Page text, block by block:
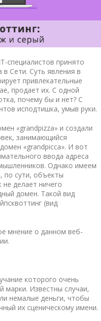
специалистов принято
Сети. Суть явления в
привлекательные
продает их. С одной
почему бы и нет? С
исподтишка, умыв руки.
«grandpizza» и создали
занимающийся
«grandpicca». И вот
ввода адреса
Однако имеем
по сути, объекты
делает ничего
домен. Такой вид
(вид
мнение о данном веб-
которого очень
марки. Известны случаи,
немалые деньги, чтобы
их сценическому имени.